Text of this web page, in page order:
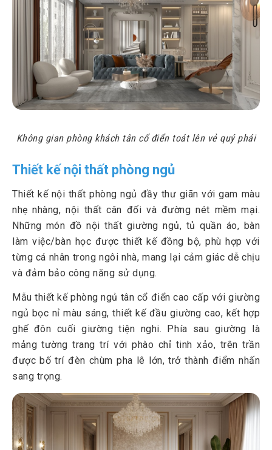
Không gian phòng khách tân cổ điển toát lên vẻ quý phái
Thiết kế nội thất phòng ngủ
Thiết kế nội thất phòng ngủ đầy thư giãn với gam màu
nhẹ nhàng, nội thất cân đối và đường nét mềm mại.
Những món đồ nội thất giường ngủ, tủ quần áo, bàn
làm việc/bàn học được thiết kế đồng bộ, phù hợp với
từng cá nhân trong ngôi nhà, mang lại cảm giác dễ chịu
và đảm bảo công năng sử dụng.
Mẫu thiết kế phòng ngủ tân cổ điển cao cấp với giường
ngủ bọc nỉ màu sáng, thiết kế đầu giường cao, kết hợp
ghế đôn cuối giường tiện nghi. Phía sau giường là
mảng tường trang trí với phào chỉ tinh xảo, trên trần
được bố trí đèn chùm pha lê lớn, trở thành điểm nhấn
sang trọng.